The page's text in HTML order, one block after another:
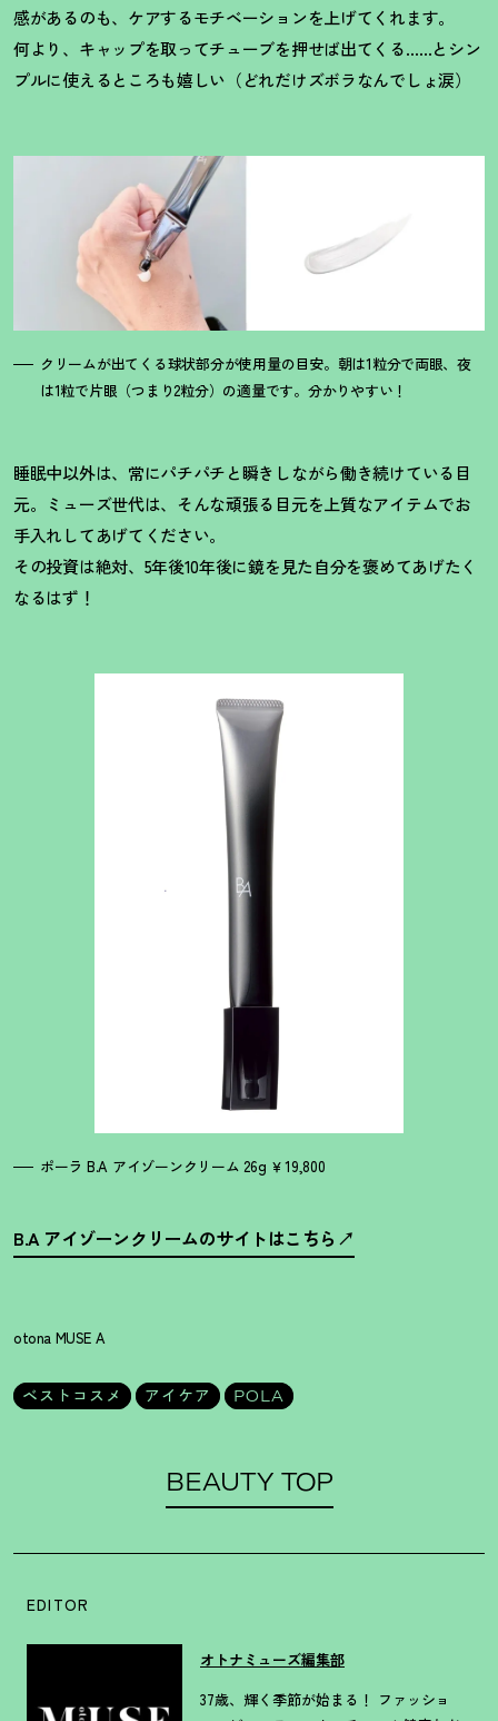
感があるのも、ケアするモチベーションを上げてくれます。
何より、キャップを取ってチューブを押せば出てくる……とシン
プルに使えるところも嬉しい（どれだけズボラなんでしょ涙）
クリームが出てくる球状部分が使用量の目安。朝は1粒分で両眼、夜
は1粒で片眼（つまり2粒分）の適量です。分かりやすい ！
睡眠中以外は、常にパチパチと瞬きしながら働き続けている目
元。ミューズ世代は、そんな頑張る目元を上質なアイテムでお
手入れしてあげてください。
その投資は絶対、5年後10年後に鏡を見た自分を褒めてあげたく
なるはず ！
ポーラ B.A アイゾーンクリーム 26g ￥19,800
B.A アイゾーンクリームのサイトはこちら
otona MUSE A
ベストコスメ アイケア POLA
BEAUTY TOP
EDITOR
オトナミューズ編集部
37歳、輝く季節が始まる！ ファッショ